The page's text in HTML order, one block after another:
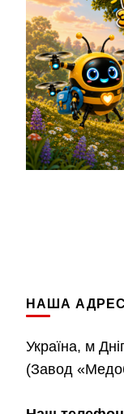
НАША
Україна, м
(Завод